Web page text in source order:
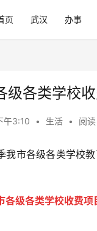
页 武汉 办事
各类学校
午3:10 • 生活 • 阅
我市各级各类学校
各级各类学校收费项